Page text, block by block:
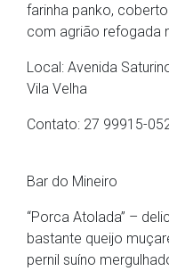
farinha panko,
com agrião refogada
Local: Avenida
Vila Velha
Contato: 27 99915-
Bar do Mineiro
“Porca Atolada” –
bastante queijo
pernil suíno